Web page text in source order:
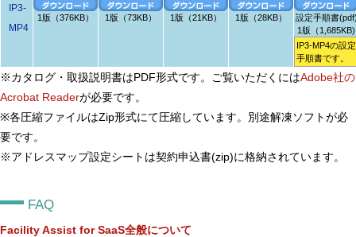
IP3-
MP4
1版（376KB） 1版（73KB） 1版（21KB） 1版（28KB）
設定手順書
1版（1,685KB)
IP3-MP4の設定
手順書です。
※カタログ・取扱説明書はPDF形式です。ご覧いただくにはAdobe社の
Acrobat Readerが必要です。
※各圧縮ファイルはZip形式にて圧縮しています。別途解凍ソフトが必
要です。
※アドレスマップ設定シートは契約申込書(zip)に格納されています。
FAQ
Facility Assist for SaaS全般について